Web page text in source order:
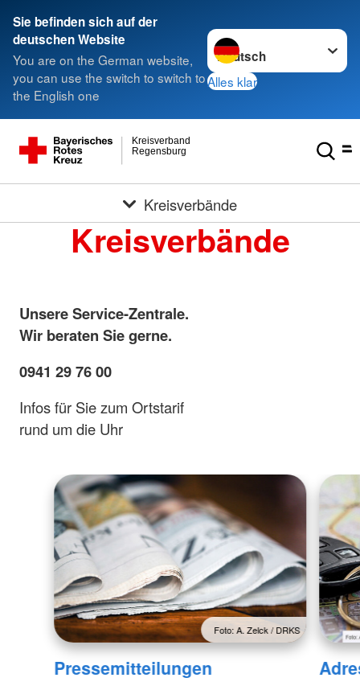
Sie befinden sich auf der
deutschen Website
You are on the German website,
you can use the switch to switch to
the English one
Sprache wechseln zu
Alles klar
Regensburg
Kreisverband
Kreisverbände
Kreisverbände
Unsere Service-Zentrale.
Wir beraten Sie gerne.
0941 29 76 00
Infos für Sie zum Ortstarif
rund um die Uhr
Foto: A. Zelck / DRKS
Pressemitteilungen